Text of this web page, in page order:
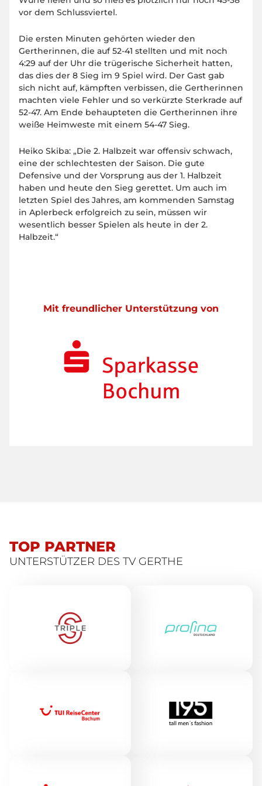
vor dem Schlussviertel.
Die ersten Minuten gehörten wieder den
Gertherinnen, die auf 52-41 stellten und mit noch
4:29 auf der Uhr die trügerische Sicherheit hatten,
das dies der 8 Sieg im 9 Spiel wird. Der Gast gab
sich nicht auf, kämpften verbissen, die Gertherinnen
machten viele Fehler und so verkürzte Sterkrade auf
52-47. Am Ende behaupteten die Gertherinnen ihre
weiße Heimweste mit einem 54-47 Sieg.
Heiko Skiba: „Die 2. Halbzeit war offensiv schwach,
eine der schlechtesten der Saison. Die gute
Defensive und der Vorsprung aus der 1. Halbzeit
haben und heute den Sieg gerettet. Um auch im
letzten Spiel des Jahres, am kommenden Samstag
in Aplerbeck erfolgreich zu sein, müssen wir
wesentlich besser Spielen als heute in der 2.
Halbzeit.“
Mit freundlicher Unterstützung von
TOP PARTNER
UNTERSTÜTZER DES TV GERTHE